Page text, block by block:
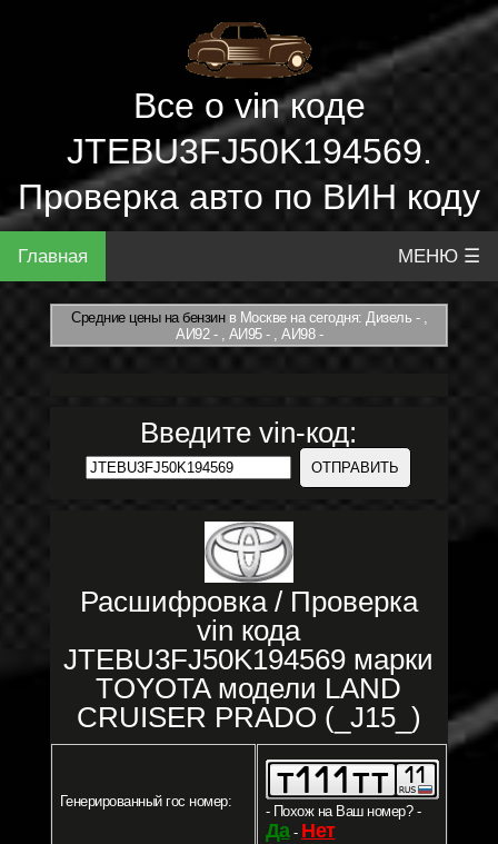
Все о vin коде
JTEBU3FJ50K194569.
Проверка авто по ВИН коду
Главная МЕНЮ ☰
Средние цены на бензинв Москве на сегодня: Дизель - ,
АИ92 - , АИ95 - , АИ98 -
Введите vin-код:
Расшифровка / Проверка
vin кода
JTEBU3FJ50K194569 марки
TOYOTA модели LAND
CRUISER PRADO (_J15_)
Генерированный гос номер:
- Похож на Ваш номер? -
Да- Нет